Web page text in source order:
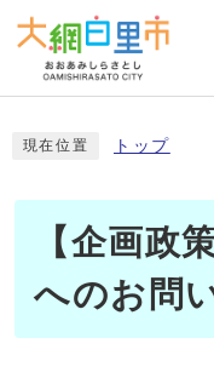
現在位置 トップ
【企画政
へのお問